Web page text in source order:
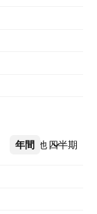
年間 四半期
その他